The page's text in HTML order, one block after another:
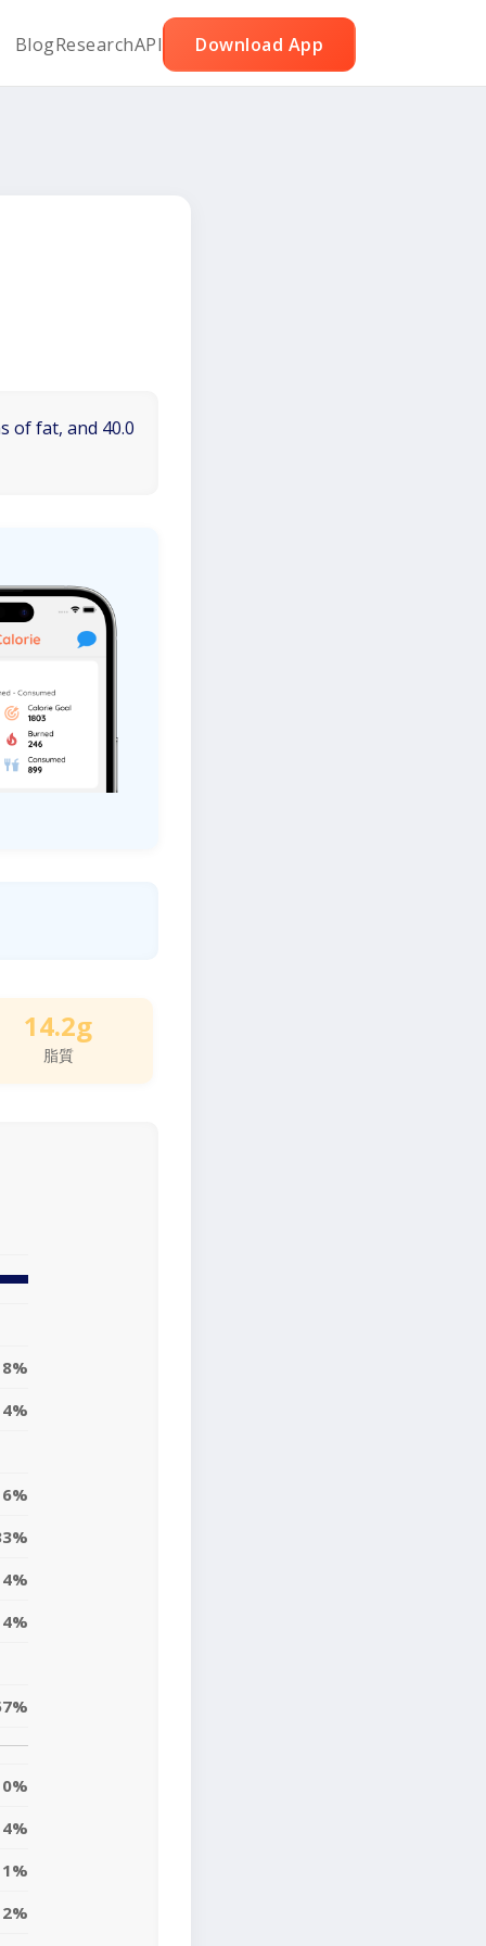
BlogResearchAPI Download App
of fat, and 40.0
14.2g
脂質
0%
4%